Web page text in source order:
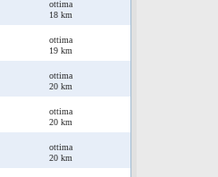
ottima
18 km
ottima
19 km
ottima
20 km
ottima
20 km
ottima
20 km